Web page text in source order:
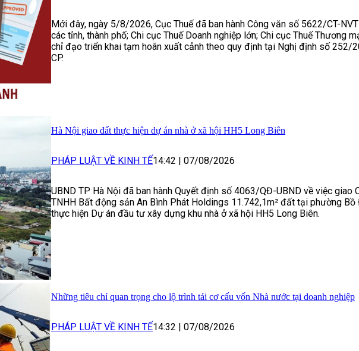
Mới đây, ngày 5/8/2026, Cục Thuế đã ban hành Công văn số 5622/CT-
các tỉnh, thành phố; Chi cục Thuế Doanh nghiệp lớn; Chi cục Thuế Thương
chỉ đạo triển khai tạm hoãn xuất cảnh theo quy định tại Nghị định số 252/
CP.
Hà Nội giao đất thực hiện dự án nhà ở xã hội HH5 Long Biên
PHÁP LUẬT VỀ KINH TẾ14:42 | 07/08/2026
UBND TP Hà Nội đã ban hành Quyết định số 4063/QĐ-UBND về việc giao
TNHH Bất động sản An Bình Phát Holdings 11.742,1m² đất tại phường Bồ
thực hiện Dự án đầu tư xây dựng khu nhà ở xã hội HH5 Long Biên.
Những tiêu chí quan trọng cho lộ trình tái cơ cấu vốn Nhà nước tại doanh nghiệp
PHÁP LUẬT VỀ KINH TẾ14:32 07/08/2026